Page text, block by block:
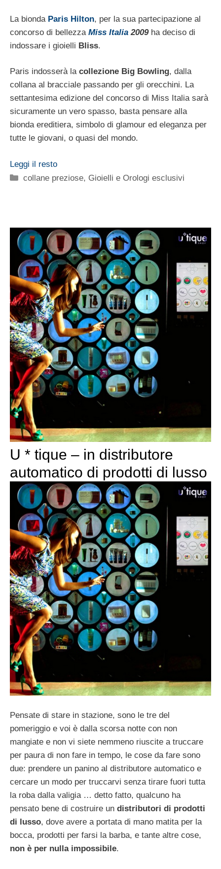
La bionda Paris Hilton, per la sua partecipazione al
concorso di bellezza Miss Italia 2009ha deciso di
indossare i gioielli Bliss.
Paris indosserà la collezione Big Bowling, dalla
collana al bracciale passando per gli orecchini. La
settantesima edizione del concorso di Miss Italia sarà
sicuramente un vero spasso, basta pensare alla
bionda ereditiera, simbolo di glamour ed eleganza per
tutte le giovani, o quasi del mondo.
Leggi il resto
Categorie
collane preziose, Gioielli e Orologi esclusivi
U * tique – in distributore
automatico di prodotti di lusso
Pensate di stare in stazione, sono le tre del
pomeriggio e voi è dalla scorsa notte con non
mangiate e non vi siete nemmeno riuscite a truccare
per paura di non fare in tempo, le cose da fare sono
due: prendere un panino al distributore automatico e
cercare un modo per truccarvi senza tirare fuori tutta
la roba dalla valigia … detto fatto, qualcuno ha
pensato bene di costruire un distributori di prodotti
di lusso, dove avere a portata di mano matita per la
bocca, prodotti per farsi la barba, e tante altre cose,
non è per nulla impossibile.